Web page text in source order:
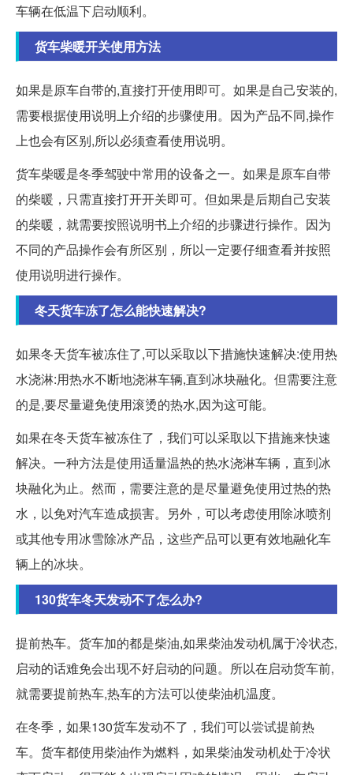
车辆在低温下启动顺利。
货车柴暖开关使用方法
如果是原车自带的,直接打开使用即可。如果是自己安装的,
需要根据使用说明上介绍的步骤使用。因为产品不同,操作
上也会有区别,所以必须查看使用说明。
货车柴暖是冬季驾驶中常用的设备之一。如果是原车自带
的柴暖，只需直接打开开关即可。但如果是后期自己安装
的柴暖，就需要按照说明书上介绍的步骤进行操作。因为
不同的产品操作会有所区别，所以一定要仔细查看并按照
使用说明进行操作。
冬天货车冻了怎么能快速解决?
如果冬天货车被冻住了,可以采取以下措施快速解决:使用热
水浇淋:用热水不断地浇淋车辆,直到冰块融化。但需要注意
的是,要尽量避免使用滚烫的热水,因为这可能。
如果在冬天货车被冻住了，我们可以采取以下措施来快速
解决。一种方法是使用适量温热的热水浇淋车辆，直到冰
块融化为止。然而，需要注意的是尽量避免使用过热的热
水，以免对汽车造成损害。另外，可以考虑使用除冰喷剂
或其他专用冰雪除冰产品，这些产品可以更有效地融化车
辆上的冰块。
130货车冬天发动不了怎么办?
提前热车。货车加的都是柴油,如果柴油发动机属于冷状态,
启动的话难免会出现不好启动的问题。所以在启动货车前,
就需要提前热车,热车的方法可以使柴油机温度。
在冬季，如果130货车发动不了，我们可以尝试提前热
车。货车都使用柴油作为燃料，如果柴油发动机处于冷状